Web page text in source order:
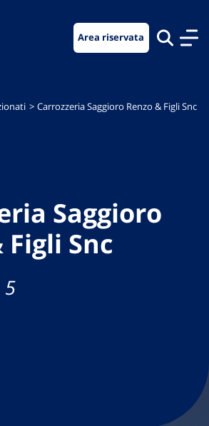
Area riservata
Carrozzeria Saggioro Renzo & Figli Snc
Saggioro
Figli Snc
5